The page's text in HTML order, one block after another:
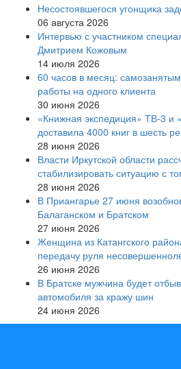
Несостоявшегося угонщика
06 августа 2026
Интервью с участником
Дмитрием Кожовым
14 июля 2026
60 часов в месяц:
работы на одного клиента
30 июня 2026
«Книжная экспедиция» ТВ-3 и
доставила 4000 книг в шесть
28 июня 2026
Власти Иркутской области
стабилизировать ситуацию с
28 июня 2026
В Приангарье 27 июня
Балаганском и Братском
27 июня 2026
Женщина из Катангского
передачу руля
26 июня 2026
В Братске мужчина будет
автомобиля за кражу шин
24 июня 2026